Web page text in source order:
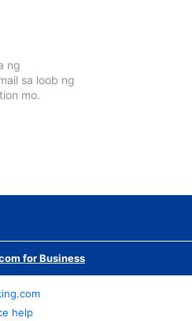
ng
sa loob ng
mo.
for Business
help